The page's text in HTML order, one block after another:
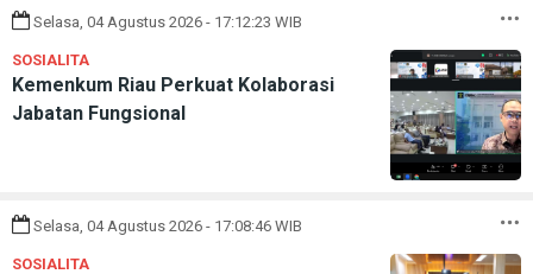
Selasa, 04 Agustus 2026 - 17:12:23 WIB
SOSIALITA
Kemenkum Riau Perkuat Kolaborasi
Jabatan Fungsional
Selasa, 04 Agustus 2026 - 17:08:46 WIB
SOSIALITA